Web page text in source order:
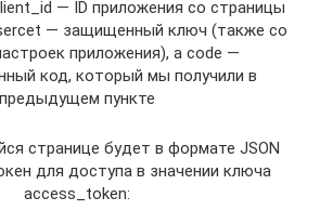
— ID приложения со страницы
— защищенный ключ (также со
приложения), а code —
код, который мы получили в
предыдущем пункте
странице будет в формате JSON
для доступа в значении ключа
access_token: